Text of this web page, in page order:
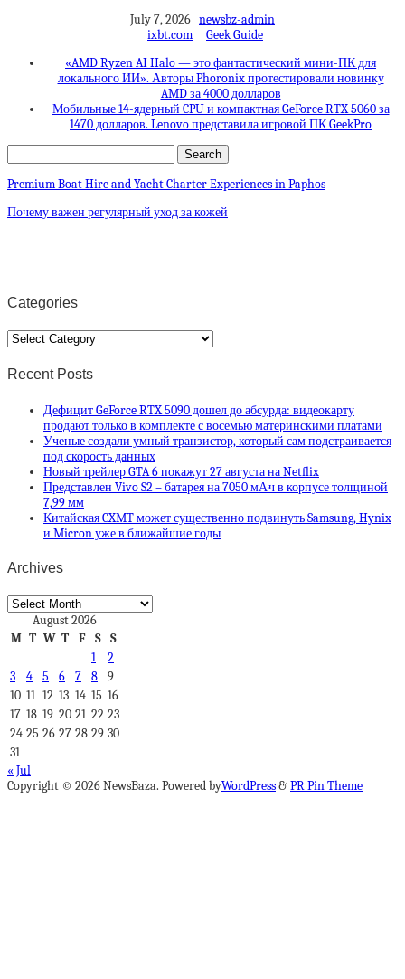
July 7, 2026 newsbz-admin
ixbt.com
Geek Guide
«AMD Ryzen AI Halo — это фантастический мини-ПК для
локального ИИ». Авторы Phoronix протестировали новинку
AMD за 4000 долларов
Мобильные 14-ядерный CPU и компактная GeForce RTX 5060 за
1470 долларов. Lenovo представила игровой ПК GeekPro
Premium Boat Hire and Yacht Charter Experiences in Paphos
Почему важен регулярный уход за кожей
Categories
Categories
Recent Posts
Дефицит GeForce RTX 5090 дошел до абсурда: видеокарту
продают только в комплекте с восемью материнскими платами
Ученые создали умный транзистор, который сам подстраивается
под скорость данных
Новый трейлер GTA 6 покажут 27 августа на Netflix
Представлен Vivo S2 – батарея на 7050 мА·ч в корпусе толщиной
7,99 мм
Китайская CXMT может существенно подвинуть Samsung, Hynix
и Micron уже в ближайшие годы
Archives
Archives
August 2026
M T W T F S
S
1
2
3
4 5 6 7 8
9
10 11 12 13 14 15 16
17 18 19 20 21 22 23
24 25 26 27 28 29 30
31
« Jul
Copyright © 2026 NewsBaza. Powered byWordPress&PR Pin Theme